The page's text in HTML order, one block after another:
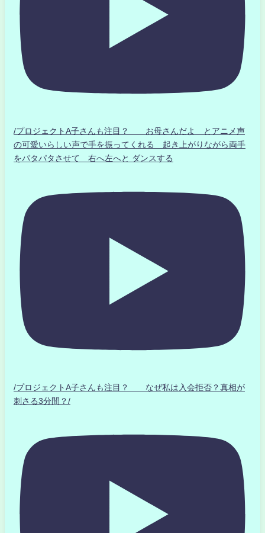
/プロジェクトA子さんも注目？ お母さんだよ とアニメ声
の可愛いらしい声で手を振ってくれる 起き上がりながら両手
をパタパタさせて 右へ左へと ダンスする
/プロジェクトA子さんも注目？ なぜ私は入会拒否？真相が
刺さる3分間？/